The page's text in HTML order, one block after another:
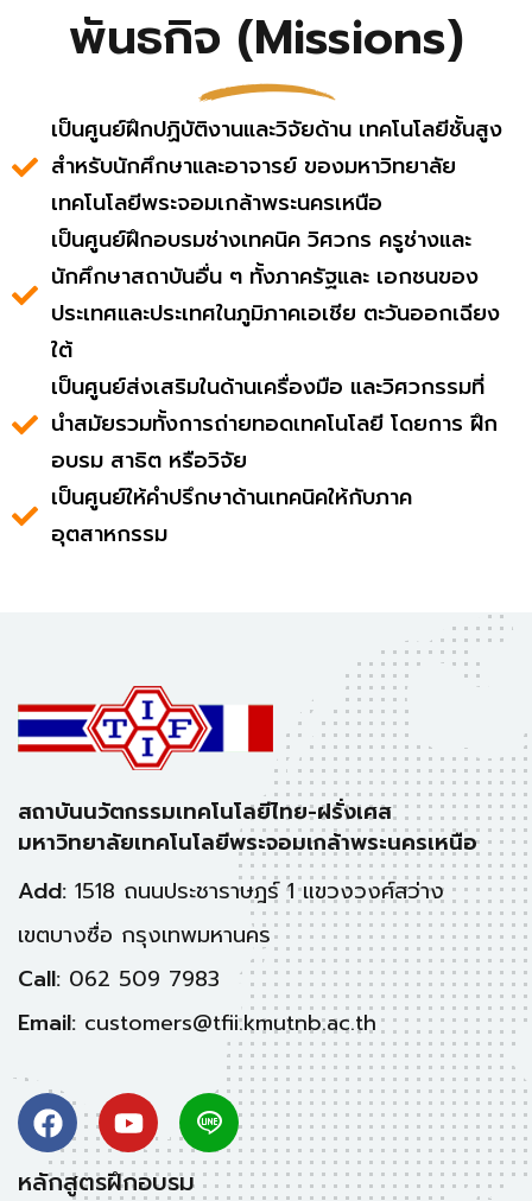
พันธกิจ (Missions)
เป็นศูนย์ฝึกปฏิบัติงานและวิจัยด้าน เทคโนโลยีชั้นสูง
สำหรับนักศึกษาและอาจารย์ ของมหาวิทยาลัย
เทคโนโลยีพระจอมเกล้าพระนครเหนือ
เป็นศูนย์ฝึกอบรมช่างเทคนิค วิศวกร ครูช่างและ
นักศึกษาสถาบันอื่น ๆ ทั้งภาครัฐและ เอกชนของ
ประเทศและประเทศในภูมิภาคเอเชีย ตะวันออกเฉียง
ใต้
เป็นศูนย์ส่งเสริมในด้านเครื่องมือ และวิศวกรรมที่
นำสมัยรวมทั้งการถ่ายทอดเทคโนโลยี โดยการ ฝึก
อบรม สาธิต หรือวิจัย
เป็นศูนย์ให้คำปรึกษาด้านเทคนิคให้กับภาค
อุตสาหกรรม
สถาบันนวัตกรรมเทคโนโลยีไทย-ฝรั่งเศส
มหาวิทยาลัยเทคโนโลยีพระจอมเกล้าพระนครเหนือ
Add: 1518 ถนนประชาราษฎร์ 1 แขวงวงศ์สว่าง
เขตบางซื่อ กรุงเทพมหานคร
Call: 062 509 7983
Email: customers@tfii.kmutnb.ac.th
หลักสูตรฝึกอบรม